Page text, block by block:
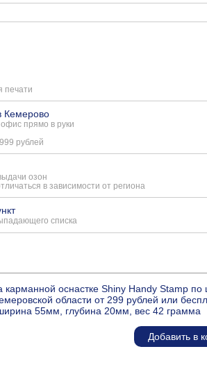
печати
Кемерово
прямо в руки
рублей
озон
в зависимости от региона
списка
карманной оснастке Shiny Handy Stamp
области от 299 рублей или
55мм, глубина 20мм, вес 42 грамма
Добавить в